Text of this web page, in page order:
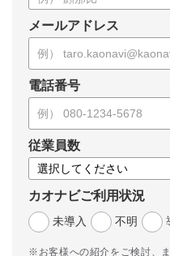
メールアドレス
電話番号
従業員数
カオナビご利用状況
未導入
不明
※お客様への紹介をご検討、